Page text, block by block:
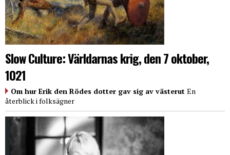
Slow Culture: Världarnas krig, den 7 oktober,
1021
Om hur Erik den Rödes dotter gav sig av västerut En
återblick i folksägner